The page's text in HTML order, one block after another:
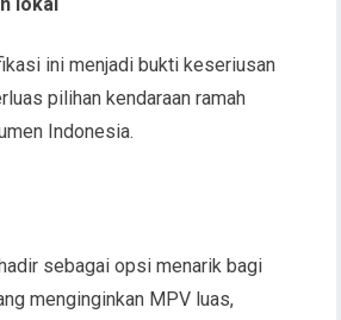
lokal
ini menjadi bukti keseriusan
pilihan kendaraan ramah
Indonesia.
sebagai opsi menarik bagi
menginginkan MPV luas,